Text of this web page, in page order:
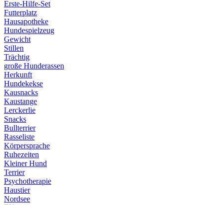
Erste-Hilfe-Set
Futterplatz
Hausapotheke
Hundespielzeug
Gewicht
Stillen
Trächtig
große Hunderassen
Herkunft
Hundekekse
Kausnacks
Kaustange
Lerckerlie
Snacks
Bullterrier
Rasseliste
Körpersprache
Ruhezeiten
Kleiner Hund
Terrier
Psychotherapie
Haustier
Nordsee